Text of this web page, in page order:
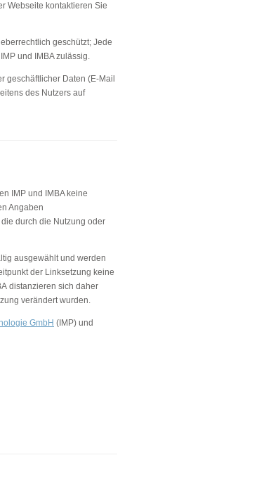
Webseite kontaktieren Sie
geschützt; Jede
und IMBA zulässig.
geschäftlicher Daten (E-Mail
des Nutzers auf
IMP und IMBA keine
Angaben
durch die Nutzung oder
ausgewählt und werden
der Linksetzung keine
distanzieren sich daher
verändert wurden.
GmbH (IMP) und